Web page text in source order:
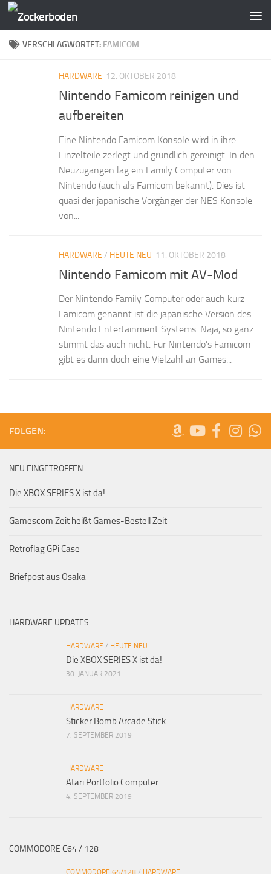
Zum Inhalt springen
VERSCHLAGWORTET: FAMICOM
HARDWARE 12. OKTOBER 2018
Nintendo Famicom reinigen und
aufbereiten
Eine Nintendo Famicom Konsole wird in ihre
Einzelteile zerlegt und gründlich gereinigt. In den
Neuzugängen lag ein Family Computer von
Nintendo (auch als Famicom bekannt). Dies ist
quasi der japanische Vorgänger der NES Konsole
von...
HARDWARE / HEUTE NEU 11. OKTOBER 2018
Nintendo Famicom mit AV-Mod
Der Nintendo Family Computer oder auch kurz
Famicom genannt ist die japanische Version des
Nintendo Entertainment Systems. Naja, so ganz
stimmt das auch nicht. Für Nintendo’s Famicom
gibt es dann doch eine Vielzahl an Games...
FOLGEN:
NEU EINGETROFFEN
Die XBOX SERIES X ist da!
Gamescom Zeit heißt Games-Bestell Zeit
Retroflag GPi Case
Briefpost aus Osaka
HARDWARE UPDATES
HARDWARE / HEUTE NEU
Die XBOX SERIES X ist da!
30. JANUAR 2021
HARDWARE
Sticker Bomb Arcade Stick
7. SEPTEMBER 2019
HARDWARE
Atari Portfolio Computer
4. SEPTEMBER 2019
COMMODORE C64 / 128